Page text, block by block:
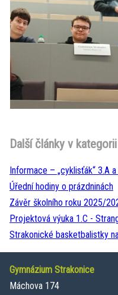
Další články v kategorii
Informace – „cyklisťák“ 3.A a
Úřední hodiny o prázdninách
Závěr školního roku 2025/
Projektová výuka 1.C -
Strakonické basketbalistky
Gymnázium Strakonice
Máchova 174